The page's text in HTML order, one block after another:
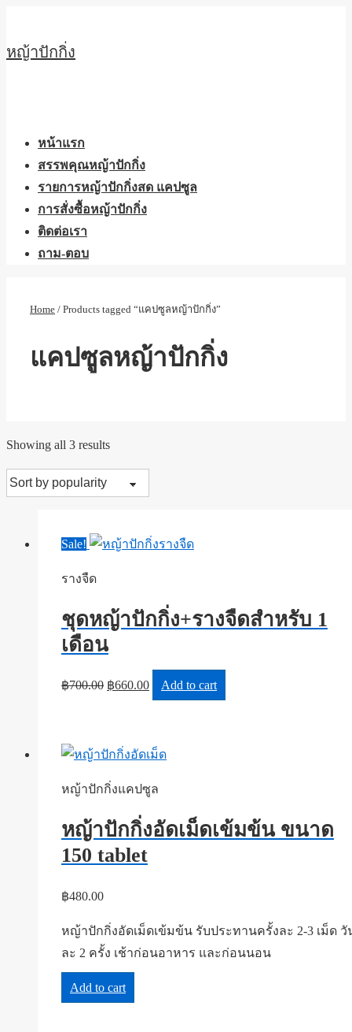
to
หญ้าปักกิ่ง
Navigation
หน้าแรก
สรรพคุณหญ้าปักกิ่ง
รายการหญ้าปักกิ่งสด แคปซูล
การสั่งซื้อหญ้าปักกิ่ง
ติดต่อเรา
ถาม-ตอบ
Home / Products tagged “แคปซูลหญ้าปักกิ่ง”
แคปซูลหญ้าปักกิ่ง
Showing all 3 results
Sale!
รางจืด
ชุดหญ้าปักกิ่ง+รางจืดสำหรับ 1
เดือน
฿700.00 ฿660.00 Add to cart
หญ้าปักกิ่งแคปซูล
หญ้าปักกิ่งอัดเม็ดเข้มข้น ขนาด
150 tablet
฿480.00
หญ้าปักกิ่งอัดเม็ดเข้มข้น รับประทานครั้งละ 2-3 เม็ด วั
ละ 2 ครั้ง เช้าก่อนอาหาร และก่อนนอน
Add to cart